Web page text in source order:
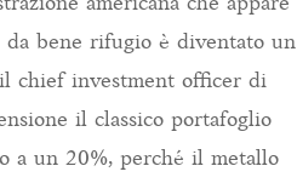
da bene rifugio è diventato un
chief investment officer di
il classico portafoglio
a un 20%, perché il metallo